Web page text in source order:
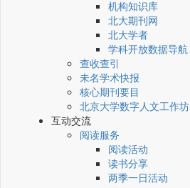
机构知识库
北大期刊网
北大学者
学科开放数据导航
查收查引
未名学术快报
核心期刊要目
北京大学数字人文工作坊
互动交流
阅读服务
阅读活动
读书分享
两季一日活动